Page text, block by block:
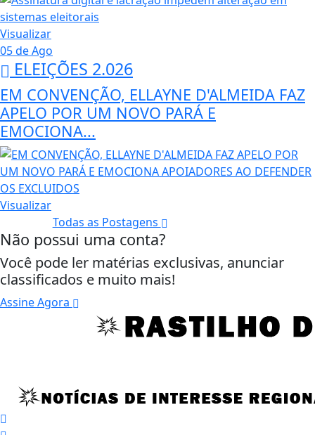
Visualizar
05 de Ago
ELEIÇÕES 2.026
EM CONVENÇÃO, ELLAYNE D'ALMEIDA FAZ
APELO POR UM NOVO PARÁ E
EMOCIONA...
Visualizar
Todas as Postagens
Não possui uma conta?
Você pode ler matérias exclusivas, anunciar
classificados e muito mais!
Assine Agora